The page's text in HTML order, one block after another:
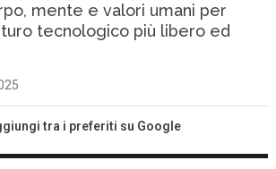
mente e valori umani per
tecnologico più libero ed
tra i preferiti su Google